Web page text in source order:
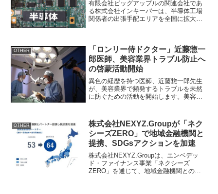
有限会社ビッグアップルの関連会社であ
る株式会社インキーパーは、半導体工場
関係者の出張手配エリアを全国に拡大し
いています。この動きは、...
OTHER
「ロンリー侍ドクター」近藤惣一
郎医師、美容業界トラブル防止へ
の啓蒙活動開始
異色の経歴を持つ医師、近藤惣一郎先生
が、美容業界で頻発するトラブルを未然
に防ぐための活動を開始します。美容業
ンネル：グレイスクリニックの情報
URL： 美容業界...
OTHER
株式会社NEXYZ.Groupが「ネク
シーズZERO」で地域金融機関と
提携、SDGsアクションを加速
株式会社NEXYZ.Groupは、エンベデッ
ド・ファイナンス事業「ネクシーズ
ZERO」を通じて、地域金融機関との業